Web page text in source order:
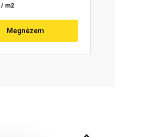
/ m2
Megnézem